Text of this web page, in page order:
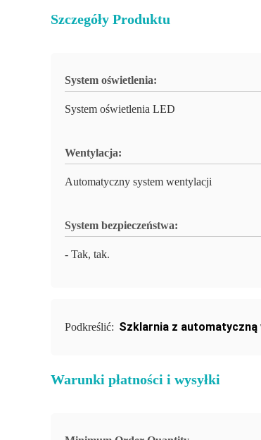
Szczegóły Produktu
System oświetlenia:
System oświetlenia LED
Wentylacja:
Automatyczny system wentylacji
System bezpieczeństwa:
- Tak, tak.
Podkreślić: Szklarnia z automatyczną
Warunki płatności i wysyłki